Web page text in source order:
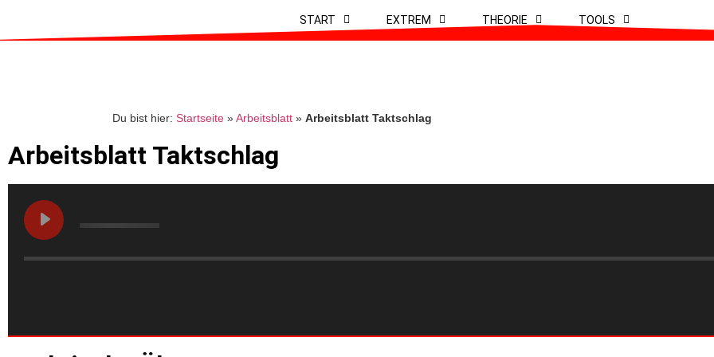
START EXTREM THEORIE TOOLS
Du bist hier:Startseite »Arbeitsblatt »Arbeitsblatt Taktschlag
Arbeitsblatt Taktschlag